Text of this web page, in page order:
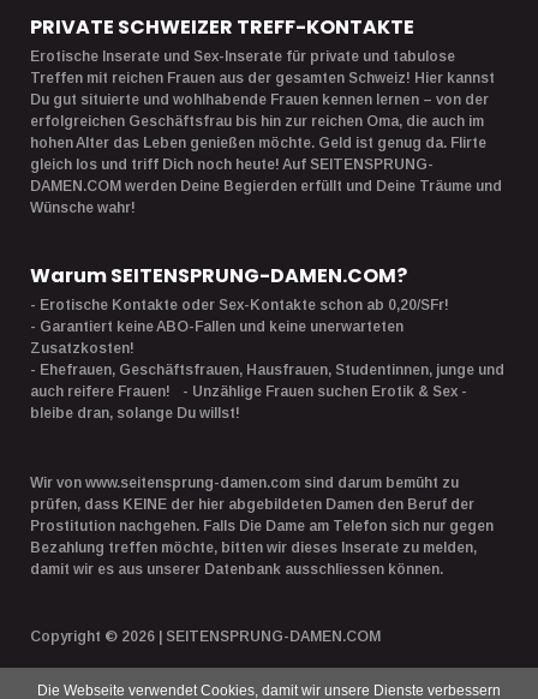
PRIVATE SCHWEIZER TREFF-KONTAKTE
Erotische Inserate und Sex-Inserate für private und tabulose
Treffen mit reichen Frauen aus der gesamten Schweiz! Hier kannst
Du gut situierte und wohlhabende Frauen kennen lernen – von der
erfolgreichen Geschäftsfrau bis hin zur reichen Oma, die auch im
hohen Alter das Leben genießen möchte. Geld ist genug da. Flirte
gleich los und triff Dich noch heute! Auf SEITENSPRUNG-
DAMEN.COM werden Deine Begierden erfüllt und Deine Träume und
Wünsche wahr!
Warum SEITENSPRUNG-DAMEN.COM?
- Erotische Kontakte oder Sex-Kontakte schon ab 0,20/SFr!
- Garantiert keine ABO-Fallen und keine unerwarteten
Zusatzkosten!
- Ehefrauen, Geschäftsfrauen, Hausfrauen, Studentinnen, junge und
auch reifere Frauen! - Unzählige Frauen suchen Erotik & Sex -
bleibe dran, solange Du willst!
Wir von www.seitensprung-damen.com sind darum bemüht zu
prüfen, dass KEINE der hier abgebildeten Damen den Beruf der
Prostitution nachgehen. Falls Die Dame am Telefon sich nur gegen
Bezahlung treffen möchte, bitten wir dieses Inserate zu melden,
damit wir es aus unserer Datenbank ausschliessen können.
Copyright © 2026 | SEITENSPRUNG-DAMEN.COM
Die Webseite verwendet Cookies, damit wir unsere Dienste verbessern